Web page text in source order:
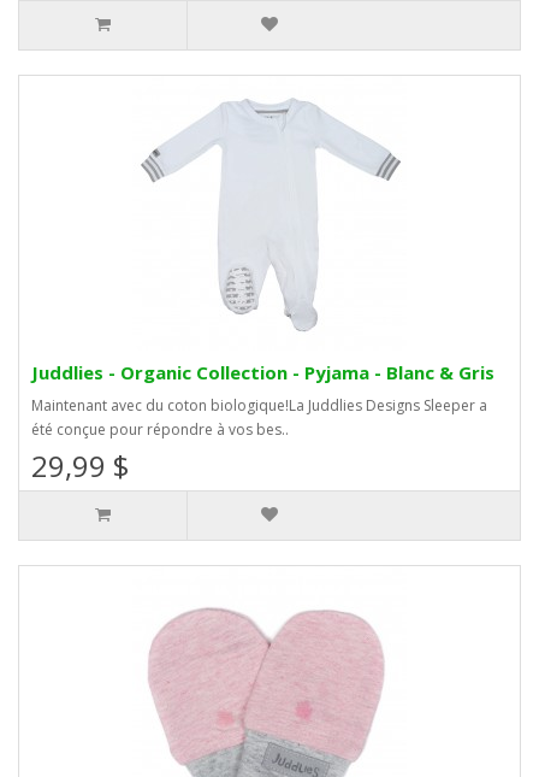
Juddlies - Organic Collection - Pyjama - Blanc & Gris
Maintenant avec du coton biologique!La Juddlies Designs Sleeper a
été conçue pour répondre à vos bes..
29,99 $